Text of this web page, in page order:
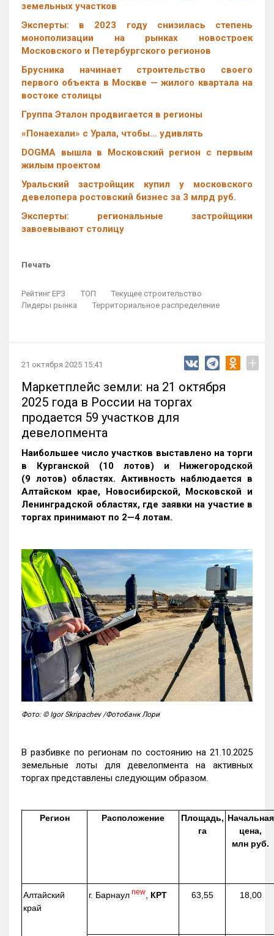
земельных участков
Эксперты: в 2023 году снизилась степень
монополизации на рынках новостроек
Московского и Петербургского регионов
Брусника начинает строительство своего
первого объекта в Москве — жилого квартала на
востоке столицы
Группа Эталон продвигается в регионы
«Понаехали» с Урала, чтобы… удивлять
DOGMA вышла в Московский регион с первым
жилым проектом
Уральский застройщик купил у московского
девелопера ростовский бизнес за 3 млрд руб.
Эксперты: региональные застройщики
завоевывают столицу
Печать
Рейтинг ЕРЗ ТОП
Текущее строительство
Лидеры рынка
Территориальное распределение
21 октября 2025 15:41 +
Маркетплейс земли: на 21 октября
2025 года в России на торгах
продается 59 участков для
девелопмента
Наибольшее число участков выставлено на торги
в Курганской (10 лотов) и Нижегородской
(9 лотов) областях. Активность наблюдается в
Алтайском крае, Новосибирской, Московской и
Ленинградской областях, где заявки на участие в
торгах принимают по 2—4 лотам.
Фото: © Igor Skripachev /Фотобанк Лори
В разбивке по регионам по состоянию на 21.10.2025
земельные лоты для девелопмента на активных
торгах представлены следующим образом.
Регион Расположение
Площадь,
га
Начальная
цена,
млн руб.
Алтайский
край
г. Барнаул new КРТ 63,55 18,00